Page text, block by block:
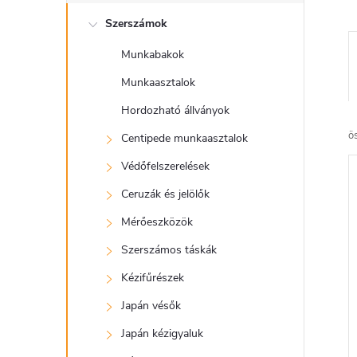
Szerszámok
Munkabakok
Munkaasztalok
Hordozható állványok
Centipede munkaasztalok
Védőfelszerelések
Ceruzák és jelölők
Mérőeszközök
Szerszámos táskák
Kézifűrészek
Japán vésők
Japán kézigyaluk
e